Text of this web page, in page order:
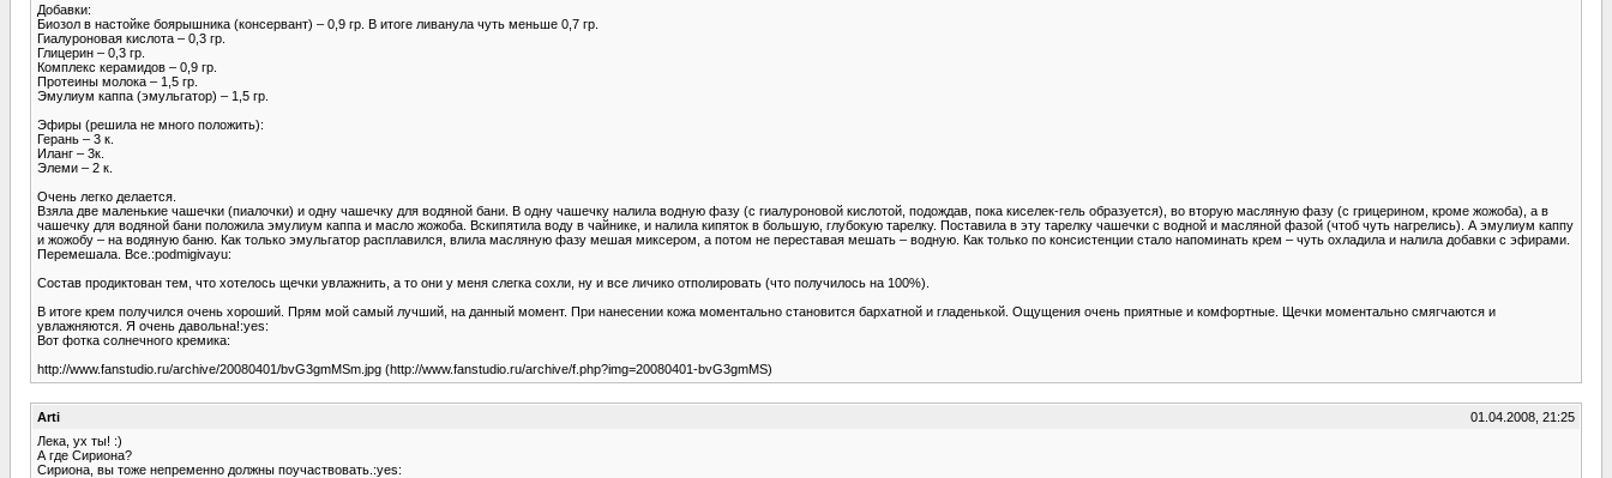
Добавки:
Биозол в настойке боярышника (консервант) – 0,9 гр. В итоге ливанула чуть меньше 0,7 гр.
Гиалуроновая кислота – 0,3 гр.
Глицерин – 0,3 гр.
Комплекс керамидов – 0,9 гр.
Протеины молока – 1,5 гр.
Эмулиум каппа (эмульгатор) – 1,5 гр.
Эфиры (решила не много положить):
Герань – 3 к.
Иланг – 3к.
Элеми – 2 к.
Очень легко делается.
Взяла две маленькие чашечки (пиалочки) и одну чашечку для водяной бани. В одну чашечку налила водную фазу (с гиалуроновой кислотой, подождав, пока киселек-гель образуется), во вторую масляную фазу (с грицерином, кроме жожоба), а в
чашечку для водяной бани положила эмулиум каппа и масло жожоба. Вскипятила воду в чайнике, и налила кипяток в большую, глубокую тарелку. Поставила в эту тарелку чашечки с водной и масляной фазой (чтоб чуть нагрелись). А эмулиум каппу
и жожобу – на водяную баню. Как только эмульгатор расплавился, влила масляную фазу мешая миксером, а потом не переставая мешать – водную. Как только по консистенции стало напоминать крем – чуть охладила и налила добавки с эфирами.
Перемешала. Все.:podmigivayu:
Состав продиктован тем, что хотелось щечки увлажнить, а то они у меня слегка сохли, ну и все личико отполировать (что получилось на 100%).
В итоге крем получился очень хороший. Прям мой самый лучший, на данный момент. При нанесении кожа моментально становится бархатной и гладенькой. Ощущения очень приятные и комфортные. Щечки моментально смягчаются и
увлажняются. Я очень давольна!:yes:
Вот фотка солнечного кремика:
http://www.fanstudio.ru/archive/20080401/bvG3gmMSm.jpg (http://www.fanstudio.ru/archive/f.php?img=20080401-bvG3gmMS)
Arti
01.04.2008, 21:25
Лека, ух ты! :)
А где Сириона?
Сириона, вы тоже непременно должны поучаствовать.:yes: